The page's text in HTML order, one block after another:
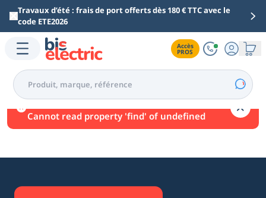
Aller au contenu principal
Travaux d’été : frais de port offerts dès 180 € TTC avec le
code ETE2026
Accès
PROS
Une erreur est survenue.
Cannot read property 'find' of undefined